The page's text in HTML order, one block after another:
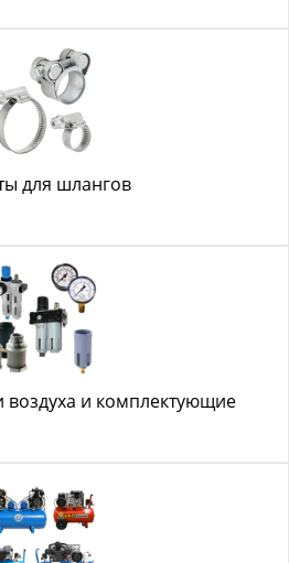
для шлангов
воздуха и комплектующие